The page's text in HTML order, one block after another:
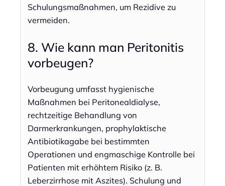
Schulungsmaßnahmen, um Rezidive zu
vermeiden.
8. Wie kann man Peritonitis
vorbeugen?
Vorbeugung umfasst hygienische
Maßnahmen bei Peritonealdialyse,
rechtzeitige Behandlung von
Darmerkrankungen, prophylaktische
Antibiotikagabe bei bestimmten
Operationen und engmaschige Kontrolle bei
Patienten mit erhöhtem Risiko (z. B.
Leberzirrhose mit Aszites). Schulung und